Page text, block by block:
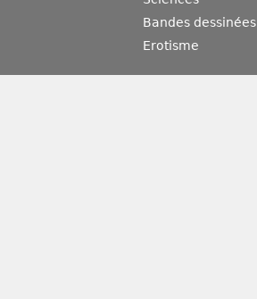
Bandes dessinées
Erotisme